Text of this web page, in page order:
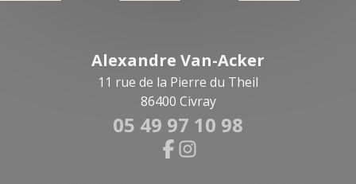
Alexandre Van-Acker
11 rue de la Pierre du Theil
86400 Civray
05 49 97 10 98